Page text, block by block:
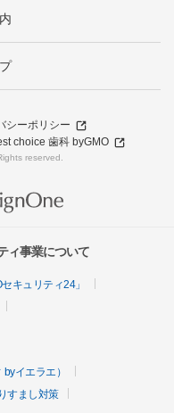
シーポリシー
choice 歯科 byGMO
reserved.
ィ事業について
キュリティ24」
イエラエ）
すまし対策